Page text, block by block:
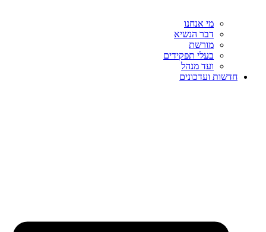
מי אנחנו
דבר הנשיא
מורשת
בעלי תפקידים
ועד מנהל
חדשות ועדכונים